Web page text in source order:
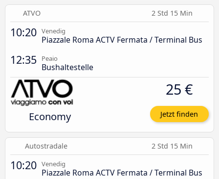
ATVO 2 Std 15 Min
10:20 Venedig
Piazzale Roma ACTV Fermata / Terminal Bus
12:35 Peaio
Bushaltestelle
Economy
25 €
Jetzt finden
Autostradale 2 Std 15 Min
10:20 Venedig
Piazzale Roma ACTV Fermata / Terminal Bus